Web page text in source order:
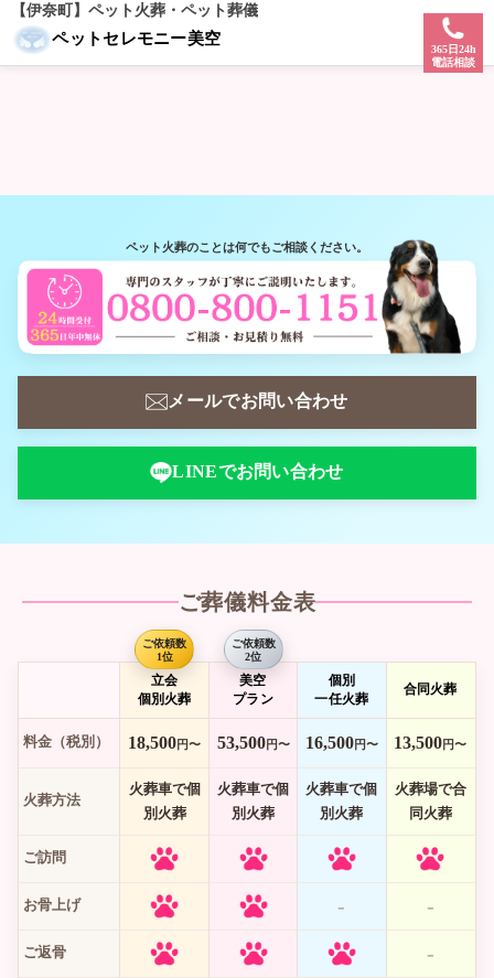
【伊奈町】ペット火葬・ペット葬儀
ペットセレモニー美空
365日24h
電話相談
急なご依頼も安心。伊奈町へ即日伺います。
ペット火葬 伊奈町
美空にしかできない葬儀がある
PET CEREMONY
ペット火葬のことは何でもご相談ください。
メールでお問い合わせ
LINEでお問い合わせ
ご葬儀料金表
ご依頼数
1位
立会
個別火葬
ご依頼数
2位
美空
プラン
個別
一任火葬
合同火葬
料金（税別） 18,500円〜 53,500円〜 16,500円〜 13,500円〜
火葬方法
火葬車で個
別火葬
火葬車で個
別火葬
火葬車で個
別火葬
火葬場で合
同火葬
ご訪問
お骨上げ - -
ご返骨 -